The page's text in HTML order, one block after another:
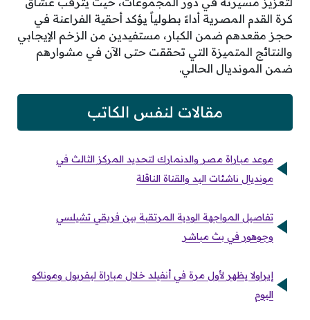
كرة القدم المصرية أداءً بطولياً يؤكد أحقية الفراعنة في
حجز مقعدهم ضمن الكبار، مستفيدين من الزخم الإيجابي
والنتائج المتميزة التي تحققت حتى الآن في مشوارهم
ضمن المونديال الحالي.
مقالات لنفس الكاتب
موعد مباراة مصر والدنمارك لتحديد المركز الثالث في
مونديال ناشئات اليد والقناة الناقلة
تفاصيل المواجهة الودية المرتقبة بين فريقي تشيلسي
وجوهور في بث مباشر
إيراولا يظهر لأول مرة في أنفيلد خلال مباراة ليفربول وموناكو
اليوم